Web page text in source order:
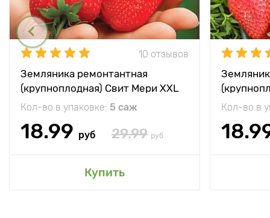
10 отзывов
Земляника ремонтантная
(крупноплодная) Свит Мери XXL
Кол-во в упаковке: 5 саж
18.99 руб 29.99 руб
Купить
Кол-во в